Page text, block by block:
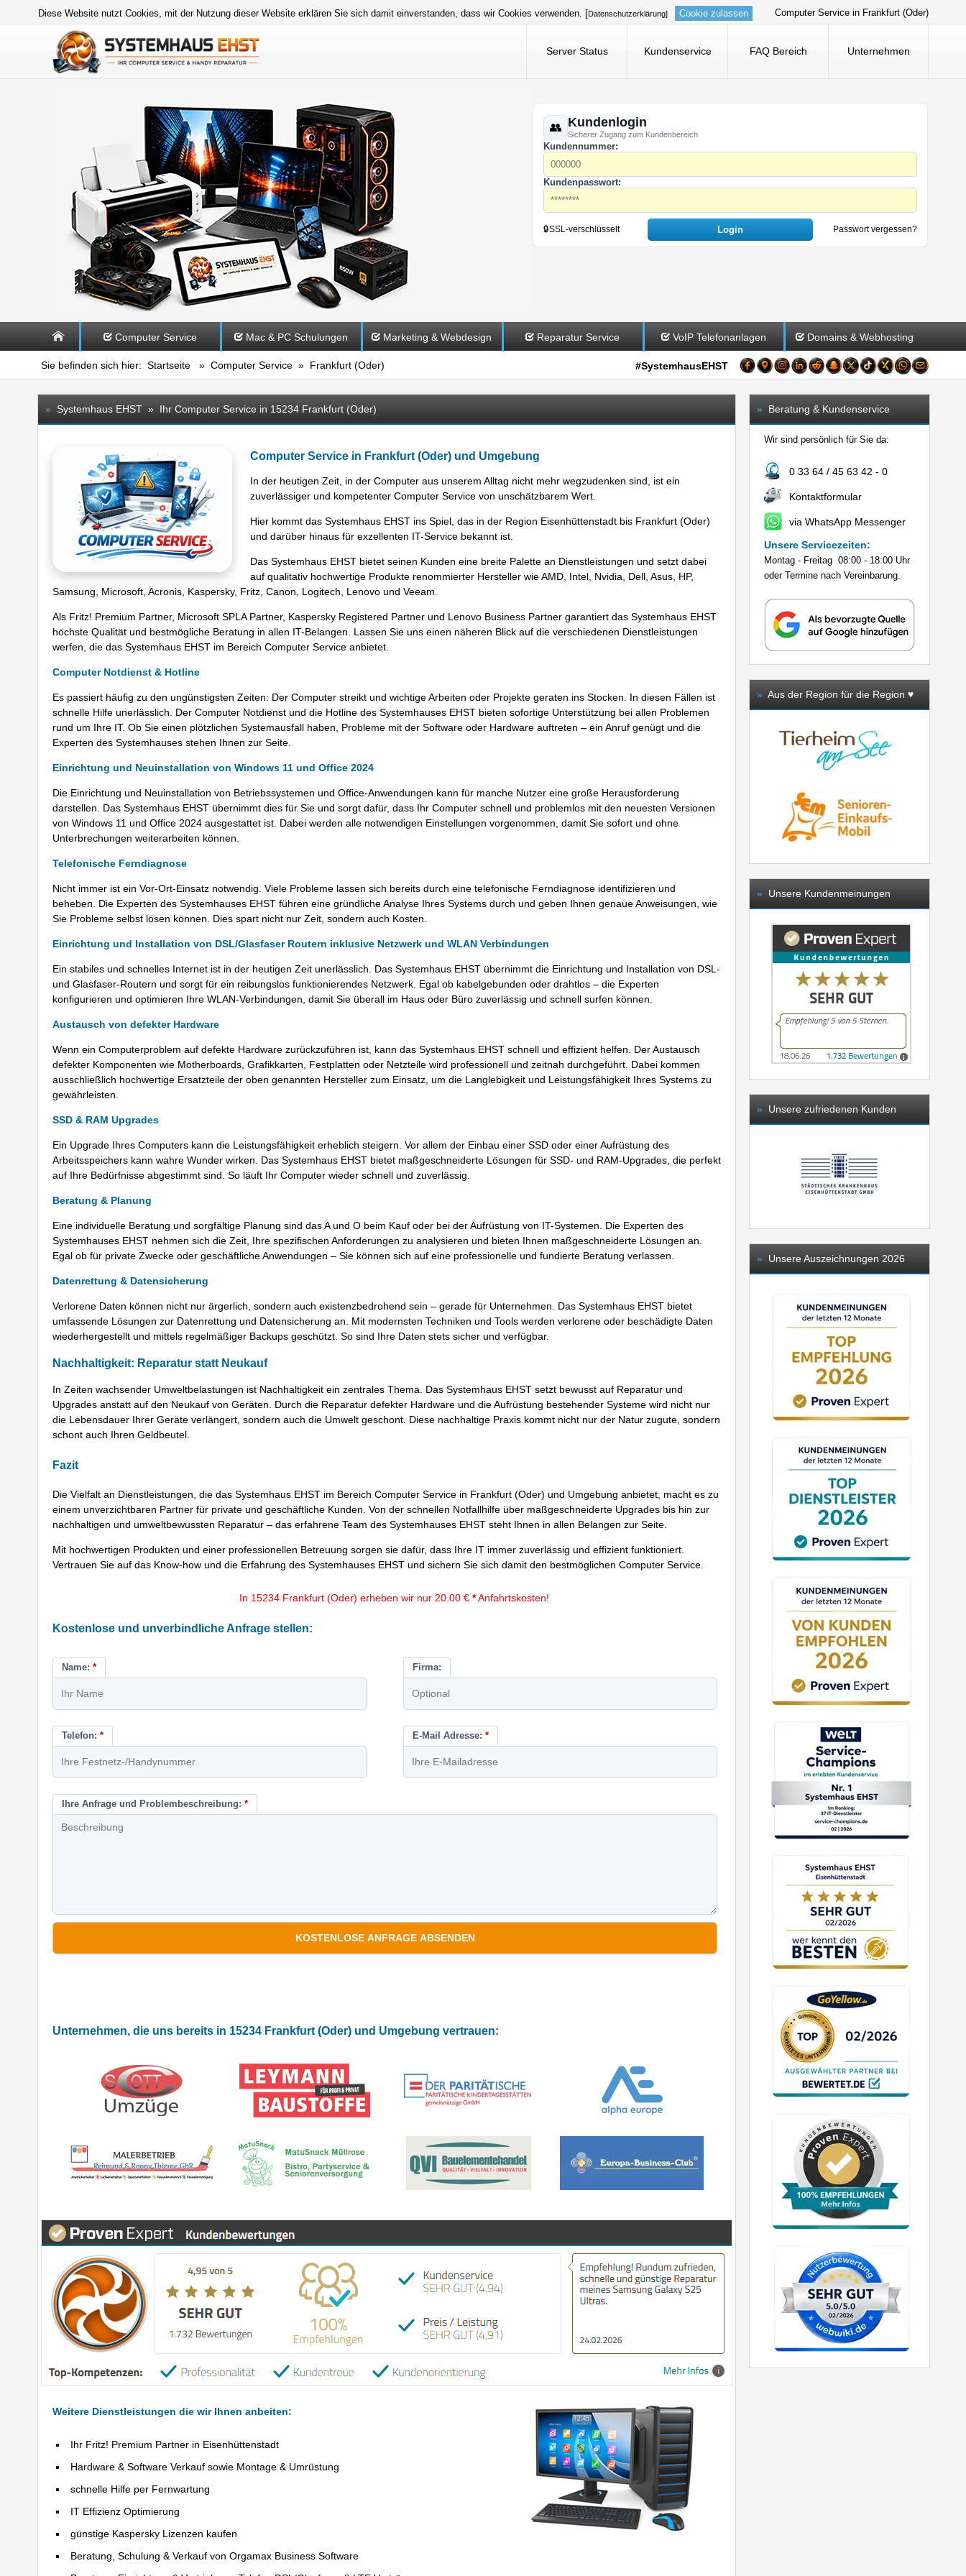
Computer Service in Frankfurt (Oder)
Diese Website nutzt Cookies, mit der Nutzung dieser Website erklären Sie sich damit einverstanden, dass wir Cookies verwenden. [ Datenschutzerklärung] Cookie zulassen
Server Status Kundenservice FAQ Bereich Unternehmen
Kundenlogin
Sicherer Zugang zum Kundenbereich
Kundennummer:
Kundenpasswort:
🔒SSL-verschlüsselt Passwort vergessen?
Computer Service Mac & PC Schulungen Marketing & Webdesign Reparatur Service VoIP Telefonanlagen Domains & Webhosting
Sie befinden sich hier: Startseite » Computer Service » Frankfurt (Oder) #SystemhausEHST
» Systemhaus EHST » Ihr Computer Service in 15234 Frankfurt (Oder)
Computer Service in Frankfurt (Oder) und Umgebung
In der heutigen Zeit, in der Computer aus unserem Alltag nicht mehr wegzudenken sind, ist ein
zuverlässiger und kompetenter Computer Service von unschätzbarem Wert.
Hier kommt das Systemhaus EHST ins Spiel, das in der Region Eisenhüttenstadt bis Frankfurt (Oder)
und darüber hinaus für exzellenten IT-Service bekannt ist.
Das Systemhaus EHST bietet seinen Kunden eine breite Palette an Dienstleistungen und setzt dabei
auf qualitativ hochwertige Produkte renommierter Hersteller wie AMD, Intel, Nvidia, Dell, Asus, HP,
Samsung, Microsoft, Acronis, Kaspersky, Fritz, Canon, Logitech, Lenovo und Veeam.
Als Fritz! Premium Partner, Microsoft SPLA Partner, Kaspersky Registered Partner und Lenovo Business Partner garantiert das Systemhaus EHST
höchste Qualität und bestmögliche Beratung in allen IT-Belangen. Lassen Sie uns einen näheren Blick auf die verschiedenen Dienstleistungen
werfen, die das Systemhaus EHST im Bereich Computer Service anbietet.
Computer Notdienst & Hotline
Es passiert häufig zu den ungünstigsten Zeiten: Der Computer streikt und wichtige Arbeiten oder Projekte geraten ins Stocken. In diesen Fällen ist
schnelle Hilfe unerlässlich. Der Computer Notdienst und die Hotline des Systemhauses EHST bieten sofortige Unterstützung bei allen Problemen
rund um Ihre IT. Ob Sie einen plötzlichen Systemausfall haben, Probleme mit der Software oder Hardware auftreten – ein Anruf genügt und die
Experten des Systemhauses stehen Ihnen zur Seite.
Einrichtung und Neuinstallation von Windows 11 und Office 2024
Die Einrichtung und Neuinstallation von Betriebssystemen und Office-Anwendungen kann für manche Nutzer eine große Herausforderung
darstellen. Das Systemhaus EHST übernimmt dies für Sie und sorgt dafür, dass Ihr Computer schnell und problemlos mit den neuesten Versionen
von Windows 11 und Office 2024 ausgestattet ist. Dabei werden alle notwendigen Einstellungen vorgenommen, damit Sie sofort und ohne
Unterbrechungen weiterarbeiten können.
Telefonische Ferndiagnose
Nicht immer ist ein Vor-Ort-Einsatz notwendig. Viele Probleme lassen sich bereits durch eine telefonische Ferndiagnose identifizieren und
beheben. Die Experten des Systemhauses EHST führen eine gründliche Analyse Ihres Systems durch und geben Ihnen genaue Anweisungen, wie
Sie Probleme selbst lösen können. Dies spart nicht nur Zeit, sondern auch Kosten.
Einrichtung und Installation von DSL/Glasfaser Routern inklusive Netzwerk und WLAN Verbindungen
Ein stabiles und schnelles Internet ist in der heutigen Zeit unerlässlich. Das Systemhaus EHST übernimmt die Einrichtung und Installation von DSL-
und Glasfaser-Routern und sorgt für ein reibungslos funktionierendes Netzwerk. Egal ob kabelgebunden oder drahtlos – die Experten
konfigurieren und optimieren Ihre WLAN-Verbindungen, damit Sie überall im Haus oder Büro zuverlässig und schnell surfen können.
Austausch von defekter Hardware
Wenn ein Computerproblem auf defekte Hardware zurückzuführen ist, kann das Systemhaus EHST schnell und effizient helfen. Der Austausch
defekter Komponenten wie Motherboards, Grafikkarten, Festplatten oder Netzteile wird professionell und zeitnah durchgeführt. Dabei kommen
ausschließlich hochwertige Ersatzteile der oben genannten Hersteller zum Einsatz, um die Langlebigkeit und Leistungsfähigkeit Ihres Systems zu
gewährleisten.
SSD & RAM Upgrades
Ein Upgrade Ihres Computers kann die Leistungsfähigkeit erheblich steigern. Vor allem der Einbau einer SSD oder einer Aufrüstung des
Arbeitsspeichers kann wahre Wunder wirken. Das Systemhaus EHST bietet maßgeschneiderte Lösungen für SSD- und RAM-Upgrades, die perfekt
auf Ihre Bedürfnisse abgestimmt sind. So läuft Ihr Computer wieder schnell und zuverlässig.
Beratung & Planung
Eine individuelle Beratung und sorgfältige Planung sind das A und O beim Kauf oder bei der Aufrüstung von IT-Systemen. Die Experten des
Systemhauses EHST nehmen sich die Zeit, Ihre spezifischen Anforderungen zu analysieren und bieten Ihnen maßgeschneiderte Lösungen an.
Egal ob für private Zwecke oder geschäftliche Anwendungen – Sie können sich auf eine professionelle und fundierte Beratung verlassen.
Datenrettung & Datensicherung
Verlorene Daten können nicht nur ärgerlich, sondern auch existenzbedrohend sein – gerade für Unternehmen. Das Systemhaus EHST bietet
umfassende Lösungen zur Datenrettung und Datensicherung an. Mit modernsten Techniken und Tools werden verlorene oder beschädigte Daten
wiederhergestellt und mittels regelmäßiger Backups geschützt. So sind Ihre Daten stets sicher und verfügbar.
Nachhaltigkeit: Reparatur statt Neukauf
In Zeiten wachsender Umweltbelastungen ist Nachhaltigkeit ein zentrales Thema. Das Systemhaus EHST setzt bewusst auf Reparatur und
Upgrades anstatt auf den Neukauf von Geräten. Durch die Reparatur defekter Hardware und die Aufrüstung bestehender Systeme wird nicht nur
die Lebensdauer Ihrer Geräte verlängert, sondern auch die Umwelt geschont. Diese nachhaltige Praxis kommt nicht nur der Natur zugute, sondern
schont auch Ihren Geldbeutel.
Fazit
Die Vielfalt an Dienstleistungen, die das Systemhaus EHST im Bereich Computer Service in Frankfurt (Oder) und Umgebung anbietet, macht es zu
einem unverzichtbaren Partner für private und geschäftliche Kunden. Von der schnellen Notfallhilfe über maßgeschneiderte Upgrades bis hin zur
nachhaltigen und umweltbewussten Reparatur – das erfahrene Team des Systemhauses EHST steht Ihnen in allen Belangen zur Seite.
Mit hochwertigen Produkten und einer professionellen Betreuung sorgen sie dafür, dass Ihre IT immer zuverlässig und effizient funktioniert.
Vertrauen Sie auf das Know-how und die Erfahrung des Systemhauses EHST und sichern Sie sich damit den bestmöglichen Computer Service.
In 15234 Frankfurt (Oder) erheben wir nur 20.00 € *Anfahrtskosten!
Kostenlose und unverbindliche Anfrage stellen:
Name: * Firma:
Telefon: * E-Mail Adresse: *
Ihre Anfrage und Problembeschreibung: *
Unternehmen, die uns bereits in 15234 Frankfurt (Oder) und Umgebung vertrauen:
Weitere Dienstleistungen die wir Ihnen anbeiten:
Ihr Fritz! Premium Partner in Eisenhüttenstadt
Hardware & Software Verkauf sowie Montage & Umrüstung
schnelle Hilfe per Fernwartung
IT Effizienz Optimierung
günstige Kaspersky Lizenzen kaufen
Beratung, Schulung & Verkauf von Orgamax Business Software
» Beratung & Kundenservice
Wir sind persönlich für Sie da:
0 33 64 / 45 63 42 - 0
Kontaktformular
via WhatsApp Messenger
Unsere Servicezeiten:
Montag - Freitag 08:00 - 18:00 Uhr
oder Termine nach Vereinbarung.
» Aus der Region für die Region ♥️
» Unsere Kundenmeinungen
» Unsere zufriedenen Kunden
» Unsere Auszeichnungen 2026